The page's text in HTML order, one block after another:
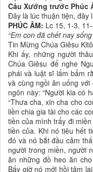
Câu Xướng trước Phúc
Ðây là lúc thuận tiện, đây
PHÚC ÂM: Lc 15, 1-3.
“Em con đã chết nay sống
Tin Mừng Chúa Giêsu
Khi ấy, những người
Chúa Giêsu để nghe
phái và luật sĩ lẩm bẩm
và cùng ngồi ăn uống với
ngôn này: “Người kia có
“Thưa cha, xin cha cho
liền chia gia tài cho các
tiền của mình trẩy đi
tiền của. Khi nó tiêu hết
đó và nó bắt đầu cảm
người trong miền, người
ăn những đồ heo ăn
Bấy giờ nó mới hồi tâm